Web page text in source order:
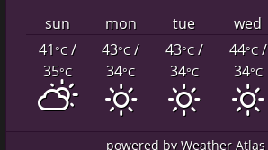
sun
mon tue wed
41°C/
35°C
43°C/
34°C
43°C/
34°C
44°C/
34°C
powered byWeather Atlas